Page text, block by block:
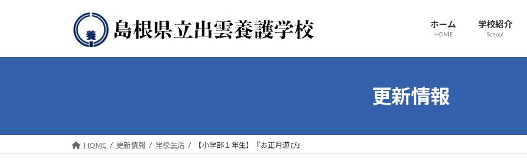
プ
動
ホーム
HOME
学校紹介
School
更新情報
HOME 更新情報 学校生活 【小学部１年生】『お正月遊び』